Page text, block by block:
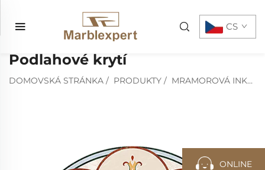
CS
Podlahové krytí
DOMOVSKÁ STRÁNKA / PRODUKTY / MRAMOROVÁ INKRUSTACE
ONLINE